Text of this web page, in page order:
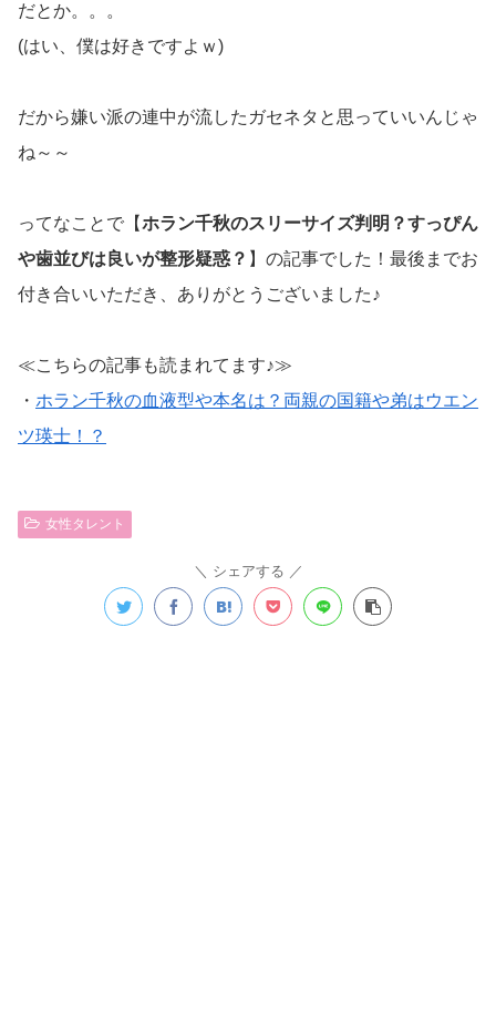
だとか。。。
(はい、僕は好きですよｗ)
だから嫌い派の連中が流したガセネタと思っていいんじゃ
ね～～
ってなことで【ホラン千秋のスリーサイズ判明？すっぴん
や歯並びは良いが整形疑惑？ 】の記事でした！最後までお
付き合いいただき、ありがとうございました♪
≪こちらの記事も読まれてます♪≫
・ ホラン千秋の血液型や本名は？両親の国籍や弟はウエン
ツ瑛士！？
女性タレント
シェアする